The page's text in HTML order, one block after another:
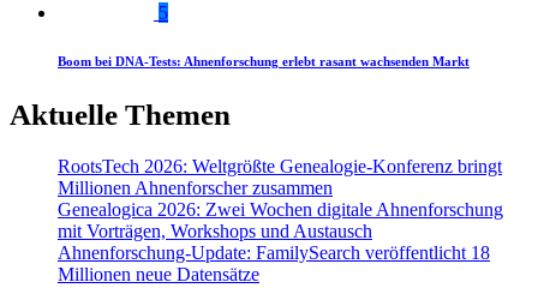
5
Boom bei DNA-Tests: Ahnenforschung erlebt rasant wachsenden Markt
Aktuelle Themen
RootsTech 2026: Weltgrößte Genealogie-Konferenz bringt
Millionen Ahnenforscher zusammen
Genealogica 2026: Zwei Wochen digitale Ahnenforschung
mit Vorträgen, Workshops und Austausch
Ahnenforschung-Update: FamilySearch veröffentlicht 18
Millionen neue Datensätze